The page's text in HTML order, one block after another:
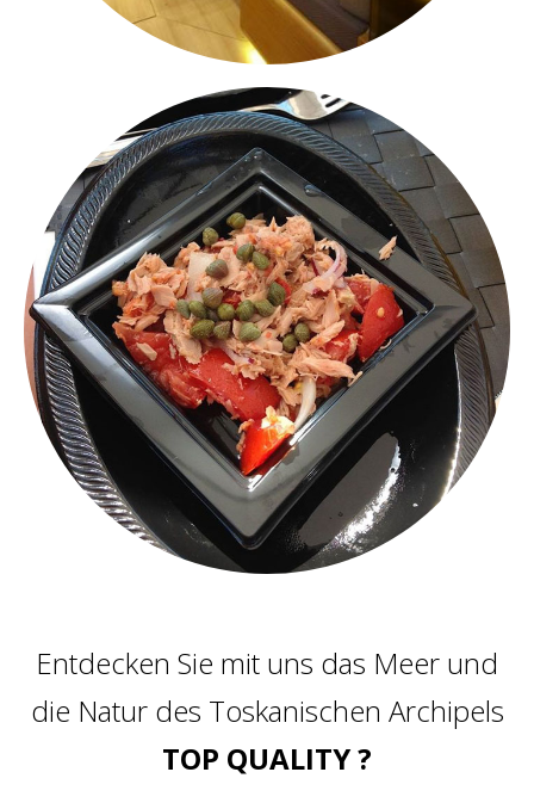
Entdecken Sie mit uns das Meer und
die Natur des Toskanischen Archipels
TOP QUALITY ?